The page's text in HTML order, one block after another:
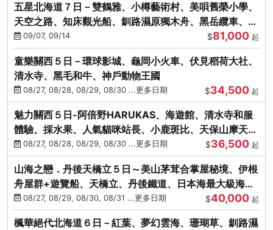
五星北海道７日－雙鶴雅、小樽藝術村、美唄舊榮小學、
天空之路、知床觀光船、釧路濕原獨木舟、黑岳纜車、流
冰硝子館DIY玻璃杯
09/07, 09/14 $81,000 起
童樂關西５日－環球影城、龜岡小火車、伏見稻荷大社、
清水寺、黑毛和牛、神戶動物王國
08/27, 08/28, 08/29, 08/30 ...更多日期 $34,500 起
魅力關西５日-阿倍野HARUKAS、海遊館、清水寺和服
體驗、採水果、人氣貓咪站長、小鹿斑比、天保山摩天
輪、水上巴士
08/27, 08/28, 08/29, 08/30 ...更多日期 $36,500 起
山海之戀．丹後天橋立５日～美山茅茸合掌屋秘境、伊根
舟屋群+遊覽船、天橋立、丹後鐵道、日本海最大級海鮮
市場08/27, 08/29, 08/30, 08/31 ...更多日期 $40,000 起
楓華絕代北海道６日－紅葉、夢幻雲海、珊瑚草、釧路濕